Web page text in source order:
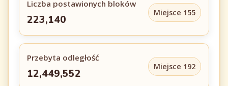
Liczba postawionych bloków
223,140
Miejsce 155
Przebyta odległość
12,449,552
Miejsce 192